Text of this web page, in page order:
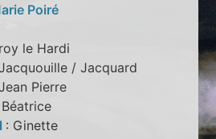
Poiré
le Hardi
/ Jacquard
Pierre
: Ginette